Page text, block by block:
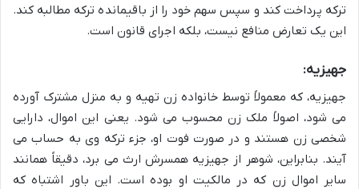
ترکه پرداخت کند و سپس سهم خود را از باقیمانده ترکه مطالبه کند.
این یک تعارض منافع نیست، بلکه اجرای قانون است.
جهیزیه:
جهیزیه، که معمولاً توسط خانواده زن تهیه و به منزل مشترک آورده
می شود، اصولاً ملک زن محسوب می شود. یعنی این اموال، دارایی
شخصی زن هستند و در صورت فوت او، جزء ترکه وی به حساب می
آیند. بنابراین، شوهر از جهیزیه همسرش ارث می برد، دقیقاً همانند
سایر اموال زن که در مالکیت او بوده است. این باور اشتباه که